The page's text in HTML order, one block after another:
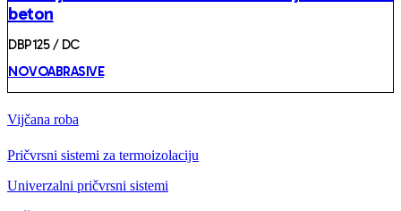
beton
DBP125 / DC
NOVOABRASIVE
Vijčana roba
Pričvrsni sistemi za termoizolaciju
Univerzalni pričvrsni sistemi